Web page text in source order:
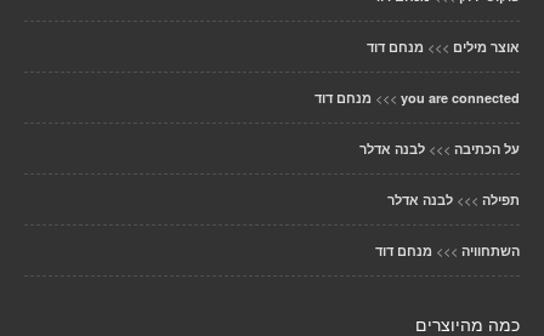
אוצר מילים >>> מנחם דוד
you are connected
>>> מנחם דוד
על הכתיבה >>> לבנה אדלר
תפילה >>> לבנה אדלר
השתחוויה >>> מנחם דוד
כמה מהיוצרים